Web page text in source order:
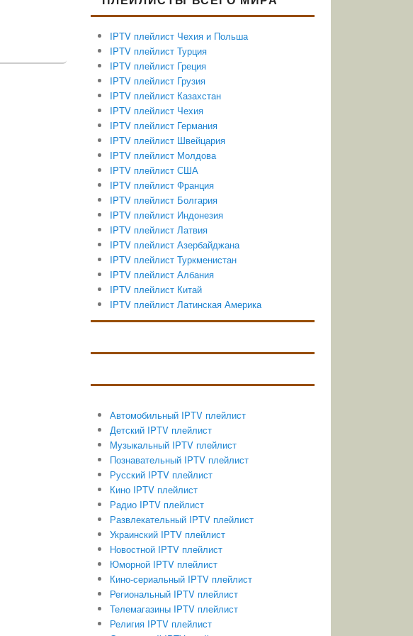
IPTV плейлист Чехия и Польша
IPTV плейлист Турция
IPTV плейлист Греция
IPTV плейлист Грузия
IPTV плейлист Казахстан
IPTV плейлист Чехия
IPTV плейлист Германия
IPTV плейлист Швейцария
IPTV плейлист Молдова
IPTV плейлист США
IPTV плейлист Франция
IPTV плейлист Болгария
IPTV плейлист Индонезия
IPTV плейлист Латвия
IPTV плейлист Азербайджана
IPTV плейлист Туркменистан
IPTV плейлист Албания
IPTV плейлист Китай
IPTV плейлист Латинская Америка
Автомобильный IPTV плейлист
Детский IPTV плейлист
Музыкальный IPTV плейлист
Познавательный IPTV плейлист
Русский IPTV плейлист
Кино IPTV плейлист
Радио IPTV плейлист
Развлекательный IPTV плейлист
Украинский IPTV плейлист
Новостной IPTV плейлист
Юморной IPTV плейлист
Кино-сериальный IPTV плейлист
Региональный IPTV плейлист
Телемагазины IPTV плейлист
Религия IPTV плейлист